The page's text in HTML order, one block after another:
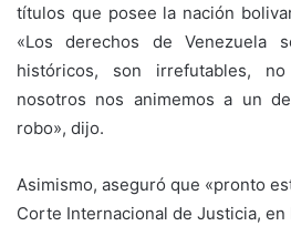
títulos que posee la nación
«Los derechos de Venezuela
históricos, son irrefutables,
nosotros nos animemos a un
robo», dijo.
Asimismo, aseguró que «pronto
Corte Internacional de Justicia,